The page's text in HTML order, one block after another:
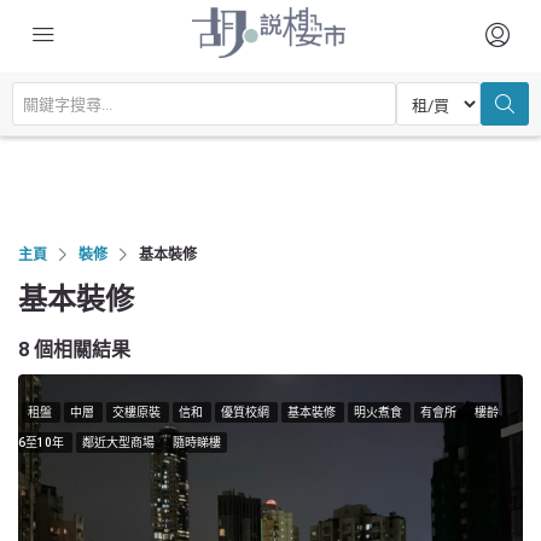
主頁 裝修 基本裝修
基本裝修
8 個相關結果
租盤 中層 交樓原裝 信和 優質校網 基本裝修 明火煮食 有會所 樓齡
6至10年 鄰近大型商場 隨時睇樓